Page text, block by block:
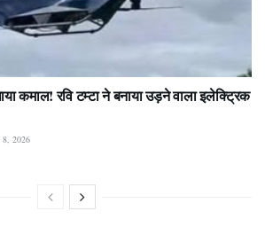
कमाल! रवि टम्टा ने बनाया उड़ने वाला इलेक्ट्रिक
8, 2026